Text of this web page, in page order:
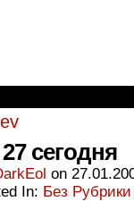
сегодня
on
In: Без Рубрики